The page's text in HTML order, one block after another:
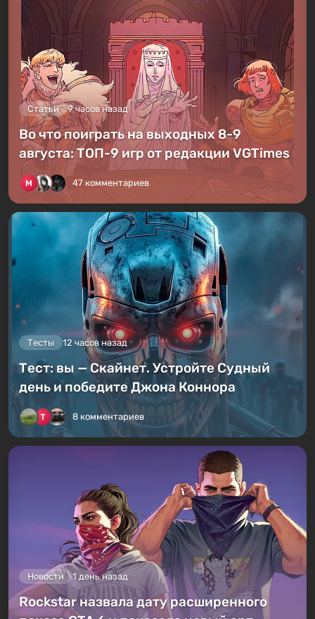
Статьи 9 часов назад
Во что поиграть на выходных 8-9
августа: ТОП-9 игр от редакции VGTimes
47 комментариев
Тесты 12 часов назад
Тест: вы — Скайнет. Устройте Судный
день и победите Джона Коннора
8 комментариев
Новости 1 день назад
Rockstar назвала дату расширенного